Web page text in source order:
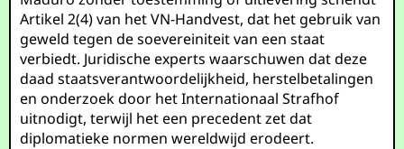
Artikel 2(4) van het VN-Handvest, dat het gebruik van
geweld tegen de soevereiniteit van een staat
verbiedt. Juridische experts waarschuwen dat deze
daad staatsverantwoordelijkheid, herstelbetalingen
en onderzoek door het Internationaal Strafhof
uitnodigt, terwijl het een precedent zet dat
diplomatieke normen wereldwijd erodeert.